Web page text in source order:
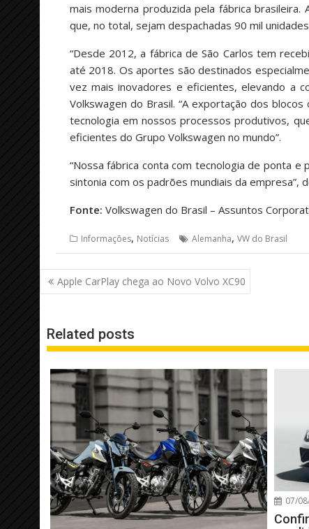
mais moderna produzida pela fábrica
que, no total, sejam despachadas 90 mil
“Desde 2012, a fábrica de São Carlos tem
até 2018. Os aportes são destinados
vez mais inovadores e eficientes, elevando a
Volkswagen do Brasil. “A exportação dos
tecnologia em nossos processos produtivos,
eficientes do Grupo Volkswagen no mundo”.
“Nossa fábrica conta com tecnologia de ponta
sintonia com os padrões mundiais da empresa”,
Fonte: Volkswagen do Brasil – Assuntos
Informações, Notícias Alemanha, VW do Brasil
Navegação
de
Apple CarPlay chega ao Novo Volvo XC90
Related posts
07/